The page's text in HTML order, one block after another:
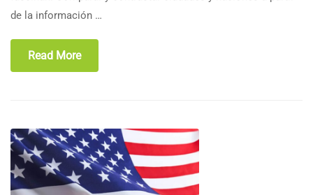
de la información …
Read More